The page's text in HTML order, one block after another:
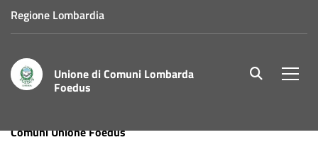
Regione Lombardia
Unione di Comuni Lombarda
Foedus
site.searc
Comuni Unione Foedus